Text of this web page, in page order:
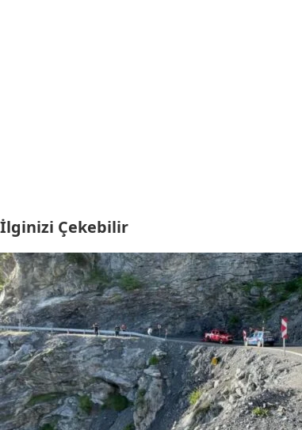
İlginizi Çekebilir